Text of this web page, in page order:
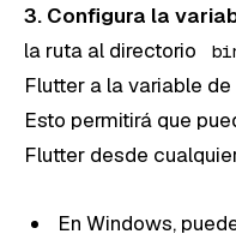
3. Configura la
la ruta al directorio
Flutter a la variable
Esto permitirá que
Flutter desde
En Windows,